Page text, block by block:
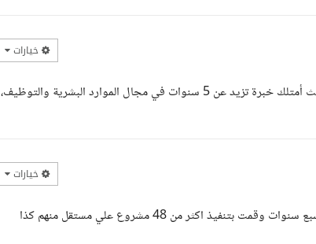
خيارات
مساء الخير استاذة رضوى معك مروة و يسعدني التقدم لهذا المشروع، حيث أمتلك خبرة تزيد عن 5 سنوات في مجال الموارد البشرية والتوظيف،
خيارات
السلام عليكم أستاذة رضوي. اهلا وسهلا بحضرتك معك أ. مصطفي خبره سبع سنوات وقمت بتنفيذ اكثر من 48 مشروع علي مستقل منهم كذا